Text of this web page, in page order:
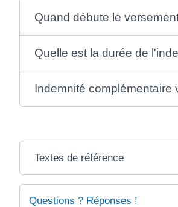
Quand débute le
Quelle est la durée de
Indemnité complémentaire
Textes de référence
Questions ? Réponses !